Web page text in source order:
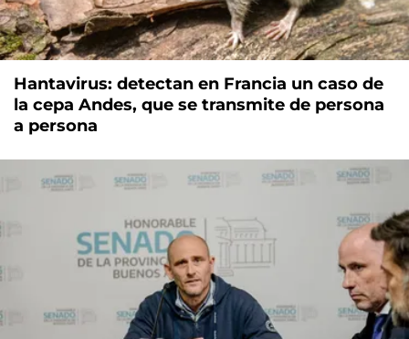
Hantavirus: detectan en Francia un caso de
la cepa Andes, que se transmite de persona
a persona